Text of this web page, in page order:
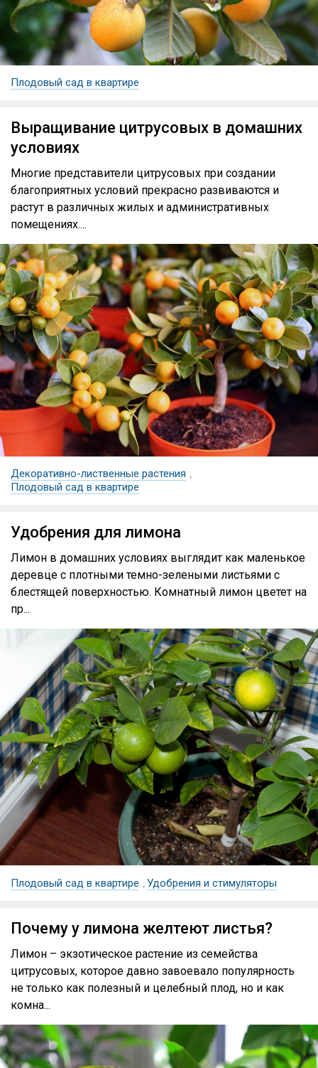
Плодовый сад в квартире
Выращивание цитрусовых в домашних
условиях
Многие представители цитрусовых при создании
благоприятных условий прекрасно развиваются и
растут в различных жилых и административных
помещениях....
Декоративно-лиственные растения ,
Плодовый сад в квартире
Удобрения для лимона
Лимон в домашних условиях выглядит как маленькое
деревце с плотными темно-зелеными листьями с
блестящей поверхностью. Комнатный лимон цветет на
пр...
Плодовый сад в квартире Удобрения и стимуляторы
Почему у лимона желтеют листья?
Лимон – экзотическое растение из семейства
цитрусовых, которое давно завоевало популярность
не только как полезный и целебный плод, но и как
комна...